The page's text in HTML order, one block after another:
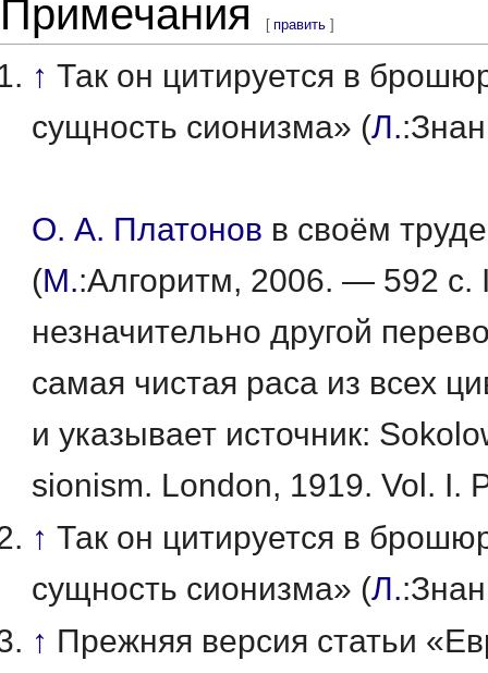
Примечания [ править ]
↑ Так он цитируется в
сущность сионизма» (Л.
О. А. Платонов в своём
(М.:Алгоритм, 2006. — 592 с.
незначительно другой
самая чистая раса из всех
и указывает источник:
sionism. London, 1919. Vol. I.
↑ Так он цитируется в
сущность сионизма» (Л.
↑ Прежняя версия статьи